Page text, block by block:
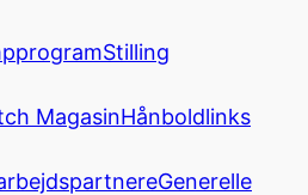
Stilling
MagasinHånboldlinks
Generelle